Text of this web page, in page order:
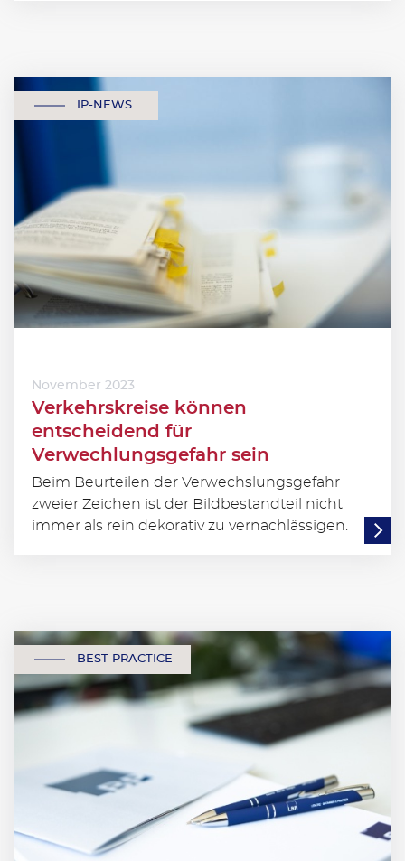
IP-NEWS
November 2023
Verkehrskreise können
entscheidend für
Verwechlungsgefahr sein
Beim Beurteilen der Verwechslungsgefahr
zweier Zeichen ist der Bildbestandteil nicht
immer als rein dekorativ zu vernachlässigen.
BEST PRACTICE